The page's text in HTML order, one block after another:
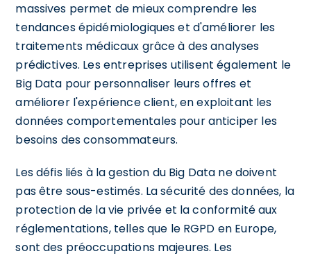
massives permet de mieux comprendre les
tendances épidémiologiques et d'améliorer les
traitements médicaux grâce à des analyses
prédictives. Les entreprises utilisent également le
Big Data pour personnaliser leurs offres et
améliorer l'expérience client, en exploitant les
données comportementales pour anticiper les
besoins des consommateurs.
Les défis liés à la gestion du Big Data ne doivent
pas être sous-estimés. La sécurité des données, la
protection de la vie privée et la conformité aux
réglementations, telles que le RGPD en Europe,
sont des préoccupations majeures. Les